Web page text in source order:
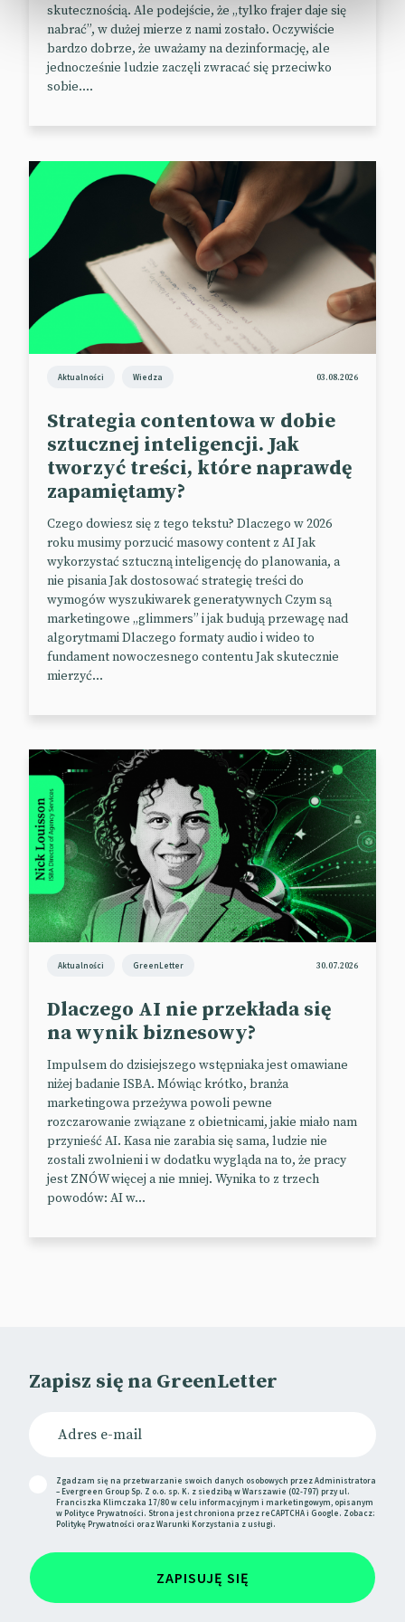
skutecznością. Ale podejście, że „tylko frajer daje się
nabrać”, w dużej mierze z nami zostało. Oczywiście
bardzo dobrze, że uważamy na dezinformację, ale
jednocześnie ludzie zaczęli zwracać się przeciwko
sobie....
Aktualności Wiedza 03.08.2026
Strategia contentowa w dobie
sztucznej inteligencji. Jak
tworzyć treści, które naprawdę
zapamiętamy?
Czego dowiesz się z tego tekstu? Dlaczego w 2026
roku musimy porzucić masowy content z AI Jak
wykorzystać sztuczną inteligencję do planowania, a
nie pisania Jak dostosować strategię treści do
wymogów wyszukiwarek generatywnych Czym są
marketingowe „glimmers” i jak budują przewagę nad
algorytmami Dlaczego formaty audio i wideo to
fundament nowoczesnego contentu Jak skutecznie
mierzyć...
Aktualności GreenLetter 30.07.2026
Dlaczego AI nie przekłada się
na wynik biznesowy?
Impulsem do dzisiejszego wstępniaka jest omawiane
niżej badanie ISBA. Mówiąc krótko, branża
marketingowa przeżywa powoli pewne
rozczarowanie związane z obietnicami, jakie miało nam
przynieść AI. Kasa nie zarabia się sama, ludzie nie
zostali zwolnieni i w dodatku wygląda na to, że pracy
jest ZNÓW więcej a nie mniej. Wynika to z trzech
powodów: AI w...
Zapisz się na GreenLetter
Zgadzam się na przetwarzanie swoich danych osobowych przez Administratora
– Evergreen Group Sp. Z o.o. sp. K. z siedzibą w Warszawie (02-797) przy ul.
Franciszka Klimczaka 17/80 w celu informacyjnym i marketingowym, opisanym
wPolityce Prywatności. Strona jest chroniona przez reCAPTCHA i Google. Zobacz:
Politykę Prywatności orazWarunki Korzystania z usługi.
ZAPISUJĘ SIĘ